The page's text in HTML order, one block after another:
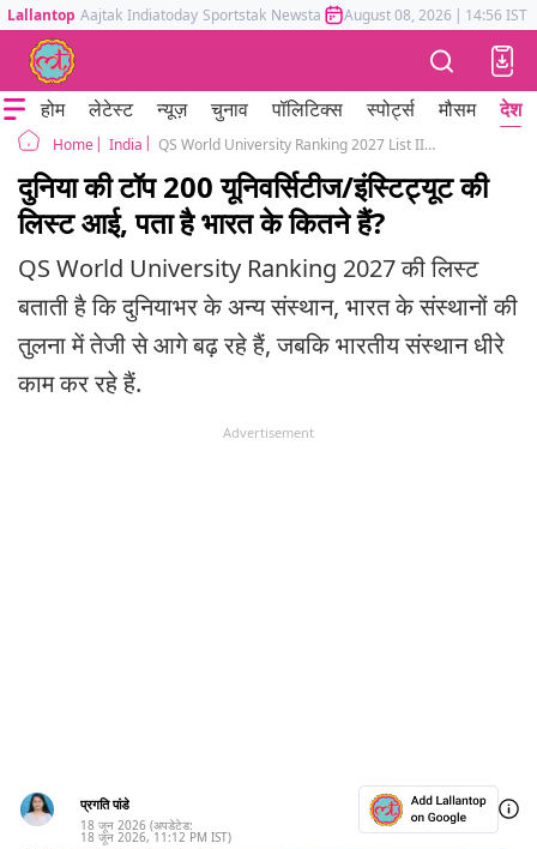
Lallantop Aajtak Indiatoday Sportstak Newstak Mumbai Tak Astrotak
August 08, 2026 | 14:56 IST
होम लेटेस्ट न्यूज़ चुनाव पॉलिटिक्स स्पोर्ट्स मौसम देश
Home India QS World University Ranking 2027 List IIT Delhi Secures Top Position In Indian Institutes
दुनिया की टॉप 200 यूनिवर्सिटीज/इंस्टिट्यूट की
लिस्ट आई, पता है भारत के कितने हैं?
QS World University Ranking 2027 की लिस्ट
बताती है कि दुनियाभर के अन्य संस्थान, भारत के संस्थानों की
तुलना में तेजी से आगे बढ़ रहे हैं, जबकि भारतीय संस्थान धीरे
काम कर रहे हैं.
Advertisement
प्रगति पांडे
18 जून 2026 (अपडेटेड:
18 जून 2026, 11:12 PM IST)